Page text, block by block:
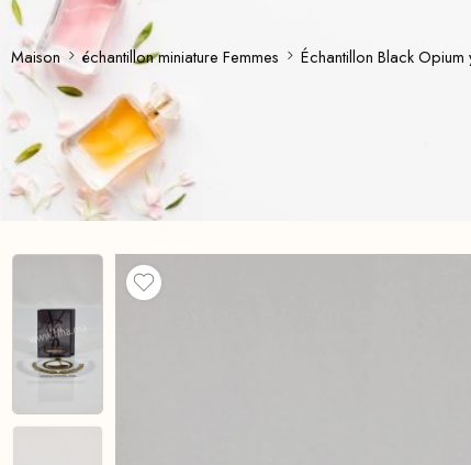
Maison échantillon miniature Femmes Échantillon Black Opium